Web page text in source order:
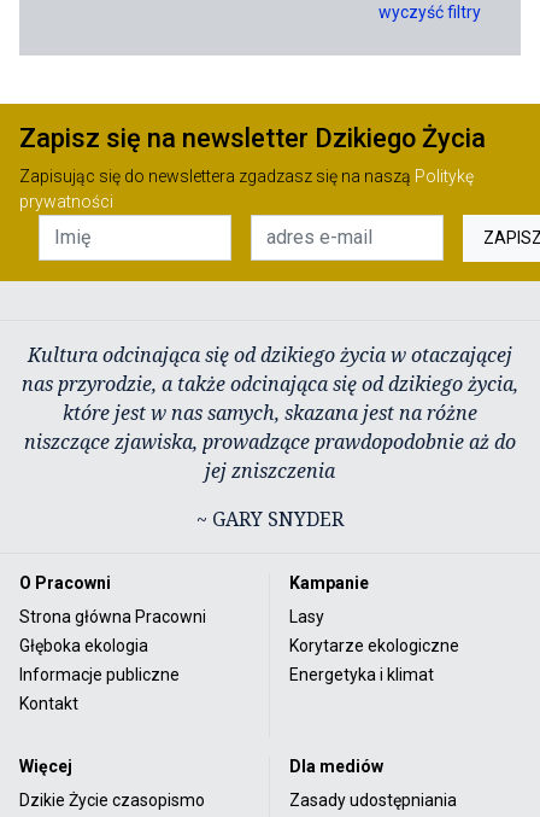
wyczyść filtry
Zapisz się na newsletter Dzikiego Życia
Zapisując się do newslettera zgadzasz się na naszą Politykę
prywatności
Kultura odcinająca się od dzikiego życia w otaczającej
nas przyrodzie, a także odcinająca się od dzikiego życia,
które jest w nas samych, skazana jest na różne
niszczące zjawiska, prowadzące prawdopodobnie aż do
jej zniszczenia
~ GARY SNYDER
O Pracowni
Strona główna Pracowni
Głęboka ekologia
Informacje publiczne
Kontakt
Kampanie
Lasy
Korytarze ekologiczne
Energetyka i klimat
Więcej
Dzikie Życie czasopismo
Dla mediów
Zasady udostępniania